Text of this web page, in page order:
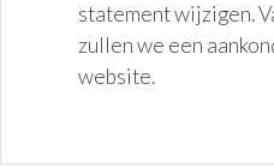
statement wijzigen.
zullen we een
website.